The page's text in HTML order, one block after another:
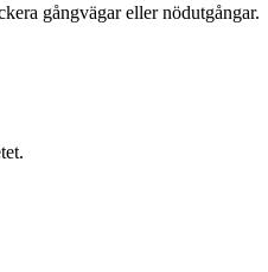
gångvägar eller nödutgångar.